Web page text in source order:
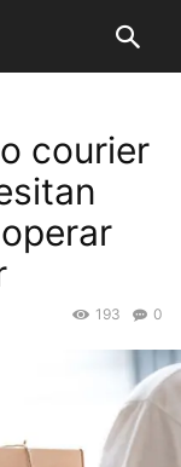
courier
0
193